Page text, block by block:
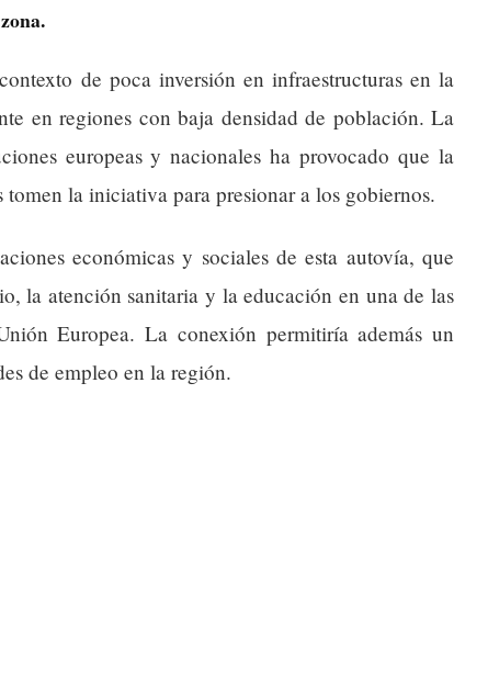
de poca inversión en infraestructuras en la
en regiones con baja densidad de población. La
europeas y nacionales ha provocado que la
la iniciativa para presionar a los gobiernos.
económicas y sociales de esta autovía, que
la atención sanitaria y la educación en una de las
Europea. La conexión permitiría además un
de empleo en la región.